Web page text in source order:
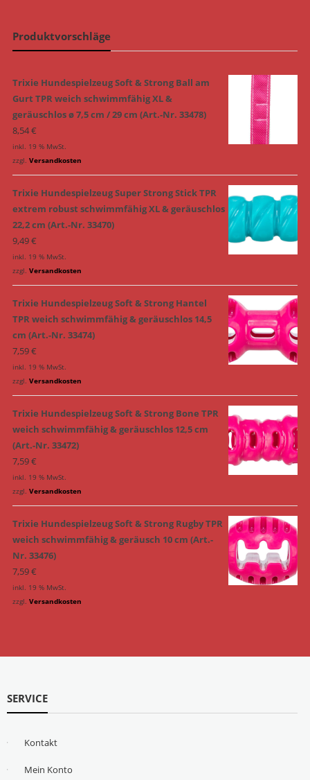
Produktvorschläge
Trixie Hundespielzeug Soft & Strong Ball am
Gurt TPR weich schwimmfähig XL &
geräuschlos ø 7,5 cm / 29 cm (Art.-Nr. 33478)
8,54€
inkl. 19 % MwSt.
zzgl. Versandkosten
Trixie Hundespielzeug Super Strong Stick TPR
extrem robust schwimmfähig XL & geräuschlos
22,2 cm (Art.-Nr. 33470)
9,49€
inkl. 19 % MwSt.
zzgl. Versandkosten
Trixie Hundespielzeug Soft & Strong Hantel
TPR weich schwimmfähig & geräuschlos 14,5
cm (Art.-Nr. 33474)
7,59€
inkl. 19 % MwSt.
zzgl. Versandkosten
Trixie Hundespielzeug Soft & Strong Bone TPR
weich schwimmfähig & geräuschlos 12,5 cm
(Art.-Nr. 33472)
7,59€
inkl. 19 % MwSt.
zzgl. Versandkosten
Trixie Hundespielzeug Soft & Strong Rugby TPR
weich schwimmfähig & geräusch 10 cm (Art.-
Nr. 33476)
7,59€
inkl. 19 % MwSt.
zzgl. Versandkosten
SERVICE
Kontakt
Mein Konto